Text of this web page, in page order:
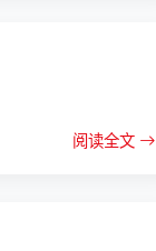
阅读全文